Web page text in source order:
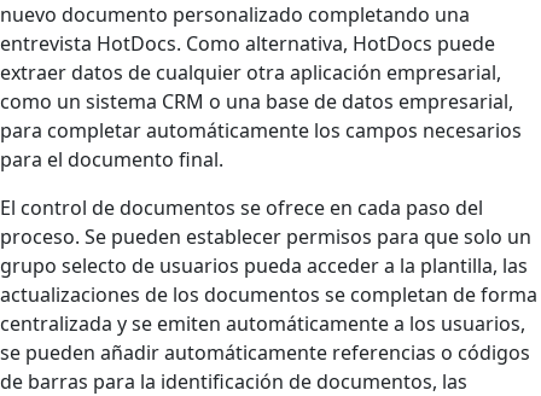
nuevo documento personalizado completando una
entrevista HotDocs. Como alternativa, HotDocs puede
extraer datos de cualquier otra aplicación empresarial,
como un sistema CRM o una base de datos empresarial,
para completar automáticamente los campos necesarios
para el documento final.
El control de documentos se ofrece en cada paso del
proceso. Se pueden establecer permisos para que solo un
grupo selecto de usuarios pueda acceder a la plantilla, las
actualizaciones de los documentos se completan de forma
centralizada y se emiten automáticamente a los usuarios,
se pueden añadir automáticamente referencias o códigos
de barras para la identificación de documentos, las